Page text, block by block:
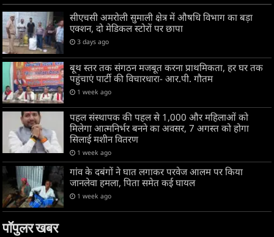
सीएचसी अमरोली सुमाली क्षेत्र में औषधि विभाग का बड़ा
एक्शन, दो मेडिकल स्टोरों पर छापा
3 days ago
बूथ स्तर तक संगठन मजबूत करना प्राथमिकता, हर घर तक
पहुंचाएं पार्टी की विचारधारा- आर.पी. गौतम
1 week ago
पहल संस्थापक की पहल से 1,000 और महिलाओं को
मिलेगा आत्मनिर्भर बनने का अवसर, 7 अगस्त को होगा
सिलाई मशीन वितरण
1 week ago
गांव के दबंगों ने घात लगाकर परवेज आलम पर किया
जानलेवा हमला, पिता समेत कई घायल
1 week ago
पॉपुलर खबर